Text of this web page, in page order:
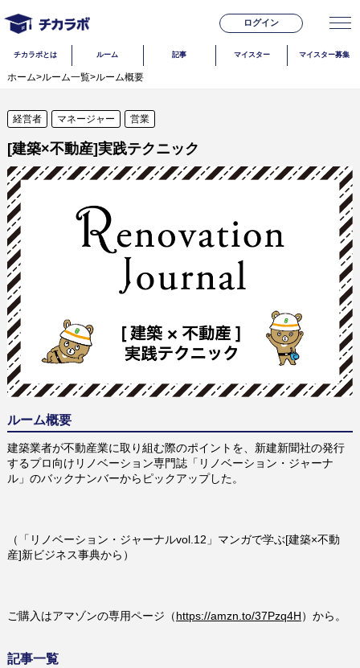
ログイン
チカラボとは ルーム 記事 マイスター マイスター募集
ホーム>ルーム一覧>ルーム概要
経営者 マネージャー 営業
[建築×不動産]実践テクニック
ルーム概要
建築業者が不動産業に取り組む際のポイントを、新建新聞社の発行
するプロ向けリノベーション専門誌「リノベーション・ジャーナ
ル」のバックナンバーからピックアップした。
（「リノベーション・ジャーナルvol.12」マンガで学ぶ[建築×不動
産]新ビジネス事典から）
ご購入はアマゾンの専用ページ（https://amzn.to/37Pzq4H）から。
記事一覧